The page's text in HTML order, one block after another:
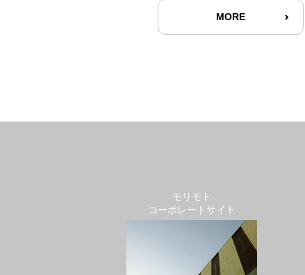
MORE
モリモト
コーポレートサイト